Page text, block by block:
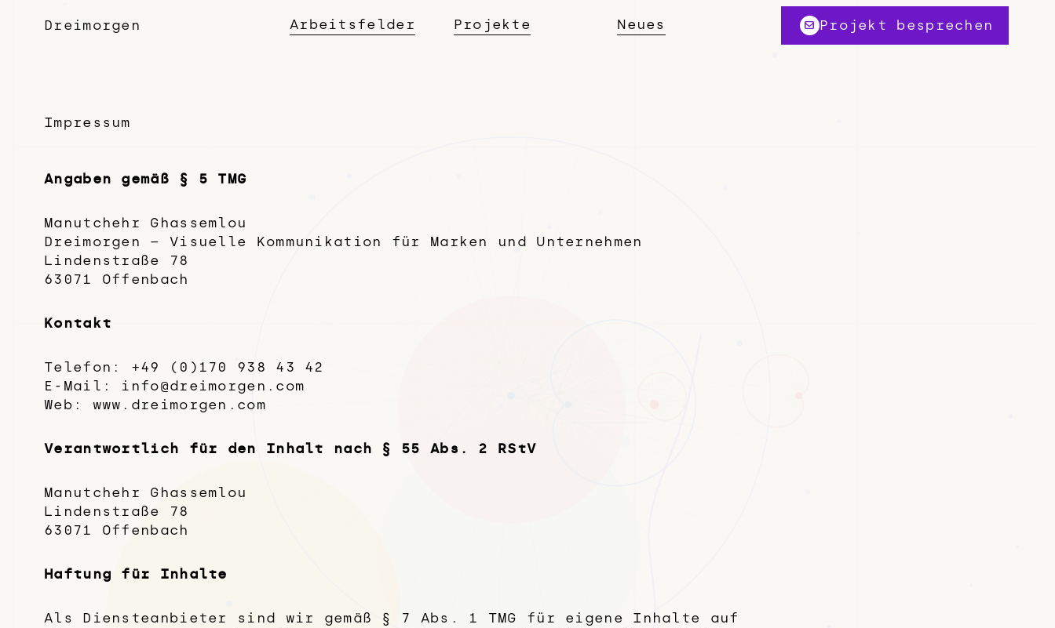
Dreimorgen Arbeitsfelder Projekte Neues Projekt besprechen
Impressum
Angaben gemäß § 5 TMG
Manutchehr Ghassemlou
Dreimorgen – Visuelle Kommunikation für Marken und Unternehmen
Lindenstraße 78
63071 Offenbach
Kontakt
Telefon: +49 (0)170 938 43 42
E-Mail: info@dreimorgen.com
Web: www.dreimorgen.com
Verantwortlich für den Inhalt nach § 55 Abs. 2 RStV
Manutchehr Ghassemlou
Lindenstraße 78
63071 Offenbach
Haftung für Inhalte
Als Diensteanbieter sind wir gemäß § 7 Abs. 1 TMG für eigene Inhalte auf